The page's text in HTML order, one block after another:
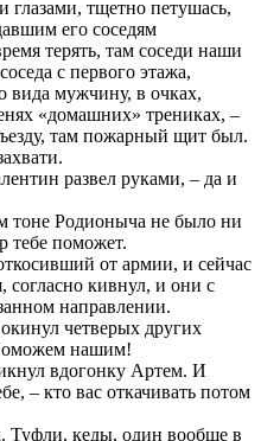
тщетно петушась,
его соседям
терять, там соседи наши
с первого этажа,
вида мужчину, в очках,
«домашних» трениках, –
там пожарный щит был.
развел руками, – да и
тоне Родионыча не было ни
тебе поможет.
от армии, и сейчас
кивнул, и они с
направлении.
четверых других
нашим!
вдогонку Артем. И
– кто вас откачивать потом
Туфли, кеды, один вообще в